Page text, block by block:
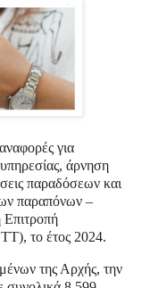
για
άρνηση
παραδόσεων και
παραπόνων –
Επιτροπή
το έτος 2024.
της Αρχής, την